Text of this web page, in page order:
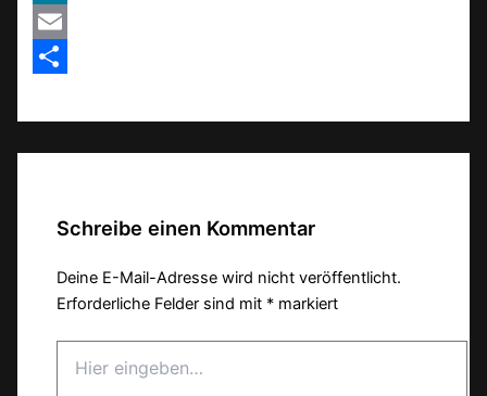
MeWe
Email
Schreibe einen Kommentar
Deine E-Mail-Adresse wird nicht veröffentlicht.
Erforderliche Felder sind mit * markiert
eingeben…